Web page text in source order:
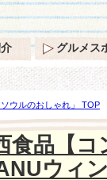
ウルのおしゃれ」 TOP
レンド」発売♪
食品【
ウィ
グルメス